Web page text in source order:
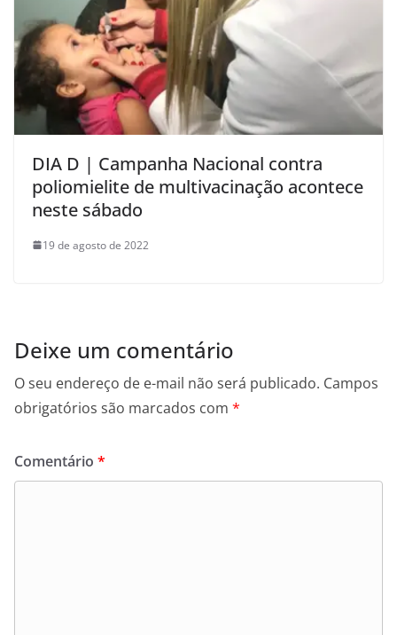
DIA D | Campanha Nacional contra
poliomielite de multivacinação acontece
neste sábado
19 de agosto de 2022
Deixe um comentário
O seu endereço de e-mail não será publicado. Campos
obrigatórios são marcados com *
Comentário *